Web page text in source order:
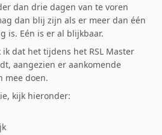
dan drie dagen van te voren
dan blij zijn als er meer dan één
is. Eén is er al blijkbaar.
dat het tijdens het RSL Master
aangezien er aankomende
mee doen.
kijk hieronder: